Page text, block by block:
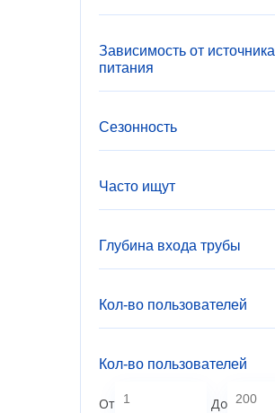
Зависимость от источника
питания
Сезонность
Часто ищут
Глубина входа трубы
Кол-во пользователей
Кол-во пользователей
От До